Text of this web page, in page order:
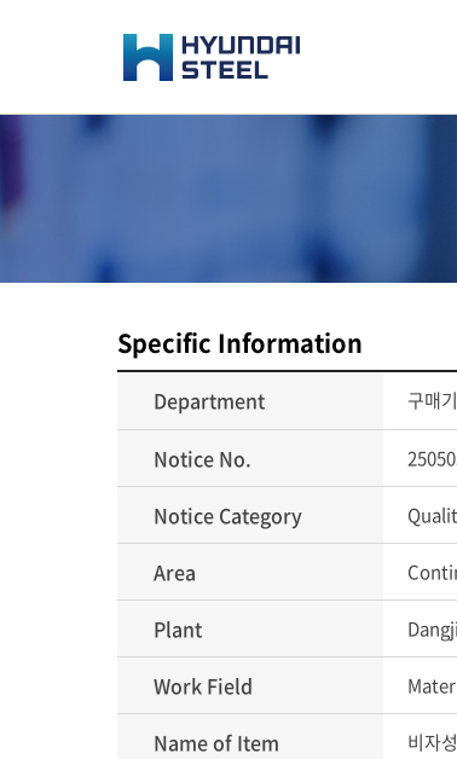
Specific Information
Department 구매
Notice No.
Notice Category
Area
Plant
Work Field
Name of Item 비자